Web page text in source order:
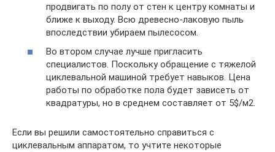
продвигать по полу от стен к центру комнаты и
ближе к выходу. Всю древесно-лаковую пыль
впоследствии убираем пылесосом.
Во втором случае лучше пригласить
специалистов. Поскольку обращение с тяжелой
циклевальной машиной требует навыков. Цена
работы по обработке пола будет зависеть от
квадратуры, но в среднем составляет от 5$/м2.
Если вы решили самостоятельно справиться с
циклевальным аппаратом, то учтите некоторые